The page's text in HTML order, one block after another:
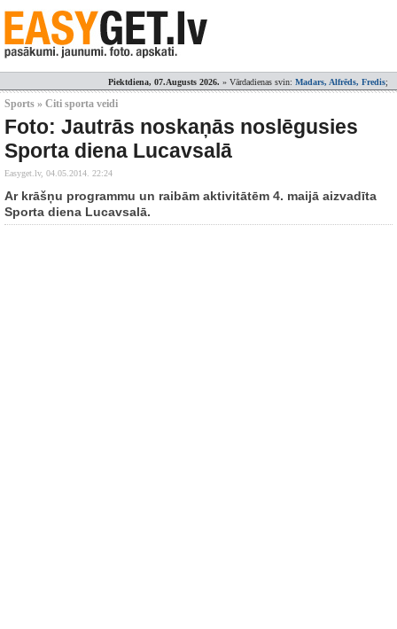
Piektdiena, 07.Augusts 2026. » Vārdadienas svin: Madars, Alfrēds, Fredis;
Sports » Citi sporta veidi
Foto: Jautrās noskaņās noslēgusies
Sporta diena Lucavsalā
Easyget.lv, 04.05.2014. 22:24
Ar krāšņu programmu un raibām aktivitātēm 4. maijā aizvadīta
Sporta diena Lucavsalā.